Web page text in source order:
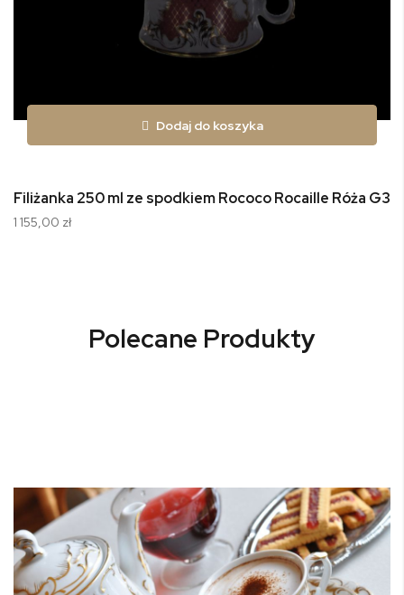
Dodaj do koszyka
Filiżanka 250 ml ze spodkiem Rococo Rocaille Róża
1 155,00 zł
Polecane Produkty